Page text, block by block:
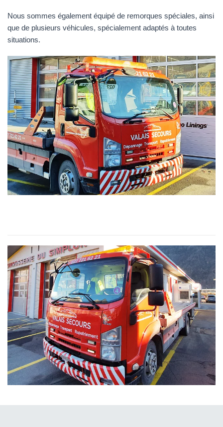
Nous sommes également équipé de remorques spéciales, ainsi
que de plusieurs véhicules, spécialement adaptés à toutes
situations.